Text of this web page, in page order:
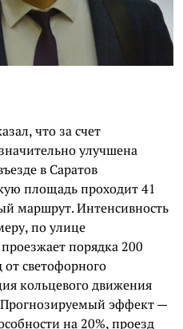
что за счет
улучшена
в Саратов
площадь проходит 41
маршрут. Интенсивность
по улице
порядка 200
светофорного
кольцевого движения
Прогнозируемый эффект —
на 20%, проезд